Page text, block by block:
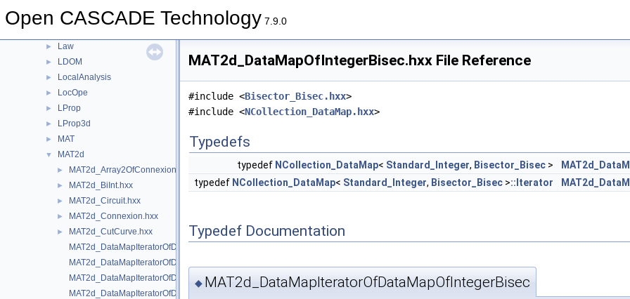
Open CASCADE Technology 7.9.0
► IVtkTools
► Law
► LDOM
► LocalAnalysis
► LocOpe
► LProp
► LProp3d
► MAT
▼ MAT2d
► MAT2d_Array2OfConnexion.hxx
► MAT2d_BiInt.hxx
► MAT2d_Circuit.hxx
► MAT2d_Connexion.hxx
►
MAT2d_CutCurve.hxx
MAT2d_DataMapIteratorOfDataMapOfBiIntInteger.hxx
MAT2d_DataMapIteratorOfDataMapOfBiIntSequenceOfInteger.hxx
MAT2d_DataMapIteratorOfDataMapOfIntegerBisec.hxx
MAT2d_DataMapIteratorOfDataMapOfIntegerConnexion.hxx
MAT2d_DataMapOfIntegerBisec.hxx File Reference
#include <Bisector_Bisec.hxx>
#include <NCollection_DataMap.hxx>
Typedefs
typedef NCollection_DataMap< Standard_Integer, Bisector_Bisec >
typedef NCollection_DataMap< Standard_Integer, Bisector_Bisec >::Iterator
Typedef Documentation
◆ MAT2d_DataMapIteratorOfDataMapOfIntegerBisec